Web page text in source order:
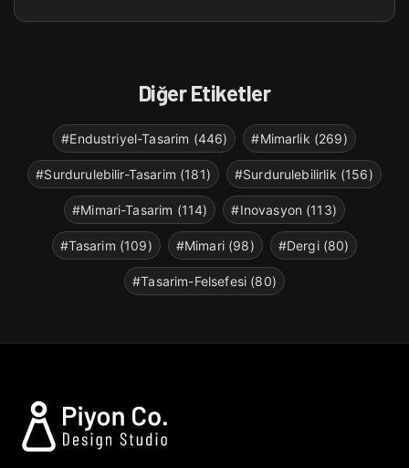
Diğer Etiketler
#Endustriyel-Tasarim (446) #Mimarlik (269)
#Surdurulebilir-Tasarim (181) #Surdurulebilirlik (156)
#Mimari-Tasarim (114) #Inovasyon (113)
#Tasarim (109) #Mimari (98) #Dergi (80)
#Tasarim-Felsefesi (80)